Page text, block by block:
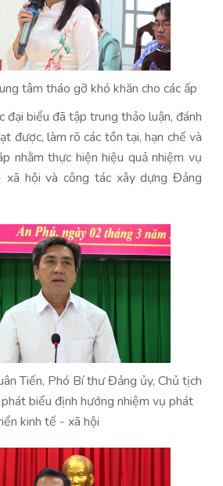
tâm tháo gỡ khó khăn cho các ấp
đại biểu đã tập trung thảo luận, đánh
được, làm rõ các tồn tại, hạn chế và
nhằm thực hiện hiệu quả nhiệm vụ
hội và công tác xây dựng Đảng
Tiến, Phó Bí thư Đảng ủy, Chủ tịch
biểu định hướng nhiệm vụ phát
kinh tế - xã hội